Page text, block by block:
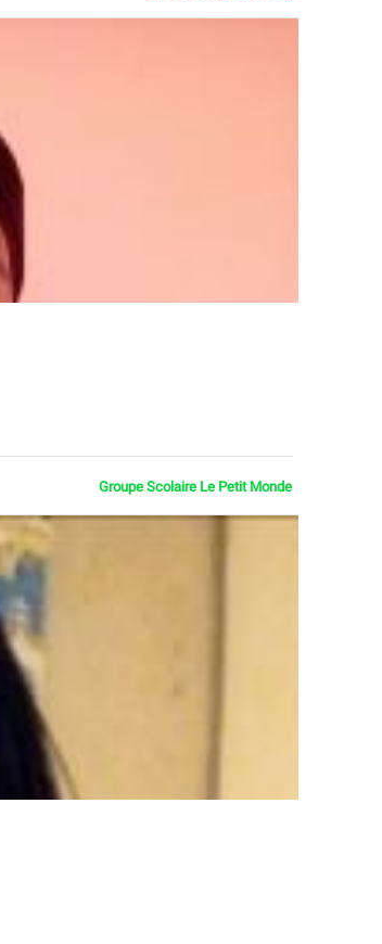
Groupe Scolaire Le Petit Monde